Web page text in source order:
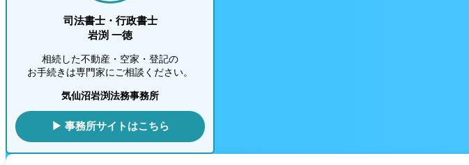
司法書士・行政書士
岩渕 一徳
相続した不動産・空家・登記の
お手続きは専門家にご相談ください。
気仙沼岩渕法務事務所
▶ 事務所サイトはこちら